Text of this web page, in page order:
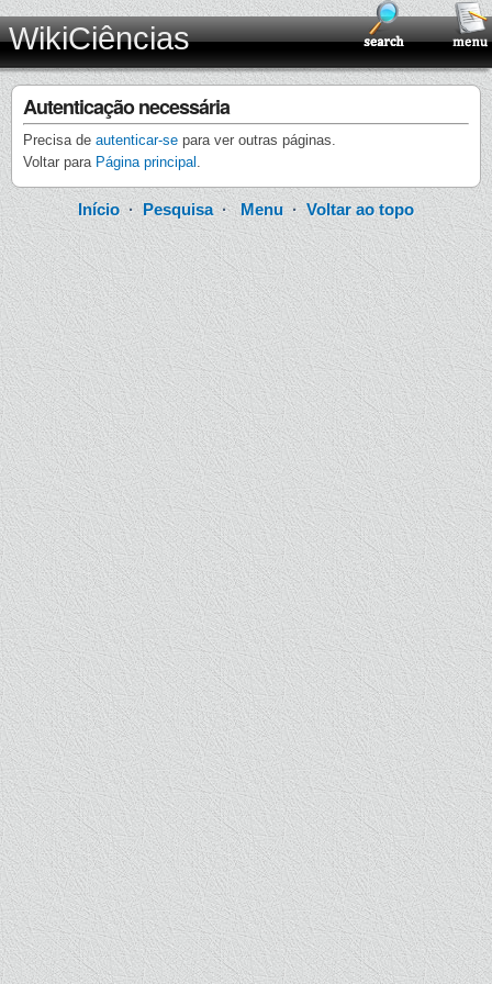
WikiCiências
Autenticação necessária
Precisa de autenticar-se para ver outras páginas.
Voltar para Página principal .
Início · Pesquisa·Menu ·Voltar ao topo